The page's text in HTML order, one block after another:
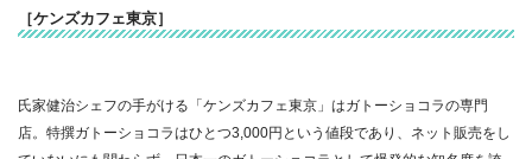
［ケンズカフェ東京］
氏家健治シェフの手がける「ケンズカフェ東京」はガトーショコラの専門
店。特撰ガトーショコラはひとつ3,000円という値段であり、ネット販売をし